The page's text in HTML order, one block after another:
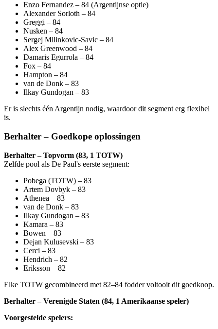
Enzo Fernandez – 84 (Argentijnse optie)
Alexander Sorloth – 84
Greggi – 84
Nusken – 84
Sergej Milinkovic-Savic – 84
Alex Greenwood – 84
Damaris Egurrola – 84
Fox – 84
Hampton – 84
van de Donk – 83
Ilkay Gundogan – 83
Er is slechts één Argentijn nodig, waardoor dit segment erg flexibel
is.
Berhalter – Goedkope oplossingen
Berhalter – Topvorm (83, 1 TOTW)
Zelfde pool als De Paul's eerste segment:
Pobega (TOTW) – 83
Artem Dovbyk – 83
Athenea – 83
van de Donk – 83
Ilkay Gundogan – 83
Kamara – 83
Bowen – 83
Dejan Kulusevski – 83
Cerci – 83
Hendrich – 82
Eriksson – 82
Elke TOTW gecombineerd met 82–84 fodder voltooit dit goedkoop.
Berhalter – Verenigde Staten (84, 1 Amerikaanse speler)
Voorgestelde spelers: